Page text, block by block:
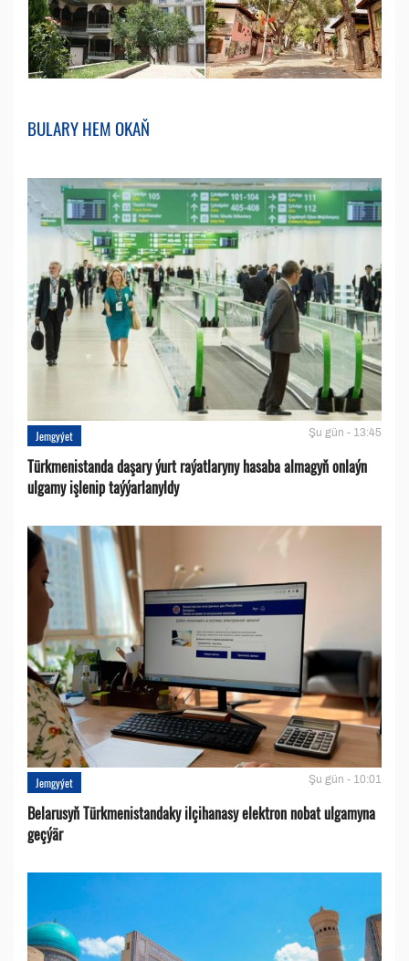
BULARY HEM OKAŇ
Jemgyýet Şu gün - 13:45
Türkmenistanda daşary ýurt raýatlaryny hasaba almagyň onlaýn
ulgamy işlenip taýýarlanyldy
Jemgyýet Şu gün - 10:01
Belarusyň Türkmenistandaky ilçihanasy elektron nobat ulgamyna
geçýär